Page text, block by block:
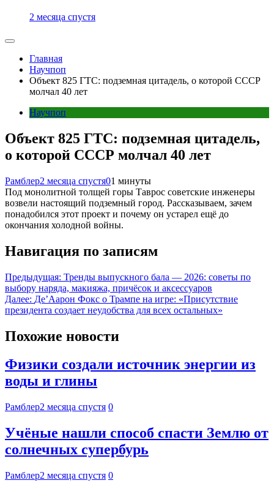
2 месяца спустя
Главная
Научпоп
Объект 825 ГТС: подземная цитадель, о которой СССР
молчал 40 лет
Научпоп
Объект 825 ГТС: подземная цитадель,
о которой СССР молчал 40 лет
Рамблер2 месяца спустя01 минуты
Под монолитной толщей горы Таврос советские инженеры
возвели настоящий подземный город. Рассказываем, зачем
понадобился этот проект и почему он устарел ещё до
окончания холодной войны.
Навигация по записям
Предыдущая: Тренды выпускного бала — 2026: советы по
выбору наряда, макияжа, причёсок и аксессуаров
Далее: Де’Аарон Фокс о Трампе на игре: «Присутствие
президента создает неудобства для всех остальных»
Похожие новости
Физики создали источник энергии из
воды и глины
Рамблер2 месяца спустя 0
Учёные нашли способ спасти Землю от
солнечных супербурь
Рамблер2 месяца спустя 0